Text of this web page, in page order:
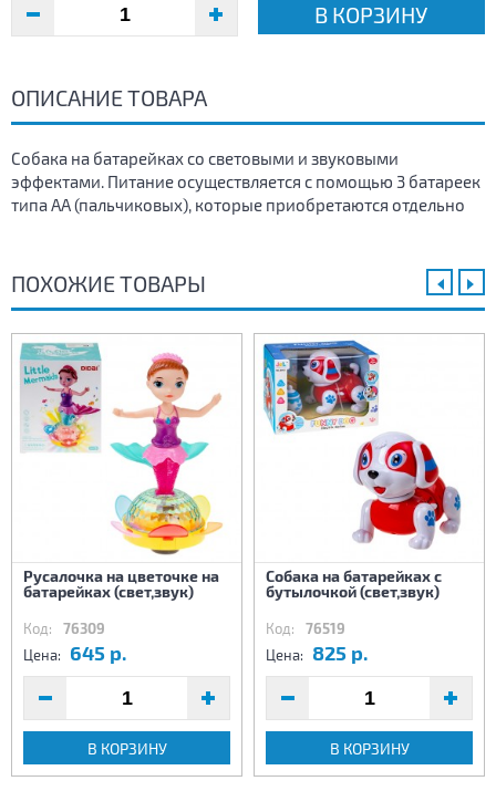
В КОРЗИНУ
ОПИСАНИЕ ТОВАРА
Собака на батарейках со световыми и звуковыми
эффектами. Питание осуществляется с помощью 3 батареек
типа АА (пальчиковых), которые приобретаются отдельно
ПОХОЖИЕ ТОВАРЫ
Русалочка на цветочке на
батарейках (свет,звук)
Код: 76309
Цена: 645 р.
В КОРЗИНУ
Собака на батарейках с
бутылочкой (свет,звук)
Код: 76519
Цена: 825 р.
В КОРЗИНУ